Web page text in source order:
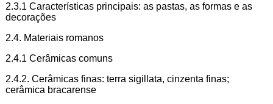
2.3.1 Características principais: as pastas, as formas e as
decorações
2.4. Materiais romanos
2.4.1 Cerâmicas comuns
2.4.2. Cerâmicas finas: terra sigillata, cinzenta finas;
cerâmica bracarense